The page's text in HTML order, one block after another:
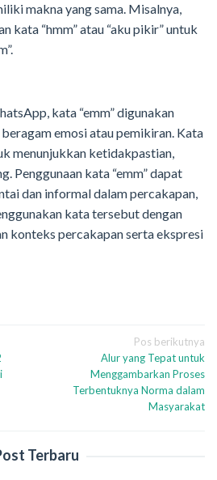
makna yang sama. Misalnya,
kata “hmm” atau “aku pikir” untuk
kata “emm” digunakan
emosi atau pemikiran. Kata
menunjukkan ketidakpastian,
Penggunaan kata “emm” dapat
dan informal dalam percakapan,
kata tersebut dengan
konteks percakapan serta ekspresi
Pos berikutnya
Alur yang Tepat untuk
Menggambarkan Proses
Terbentuknya Norma dalam
Masyarakat
Terbaru